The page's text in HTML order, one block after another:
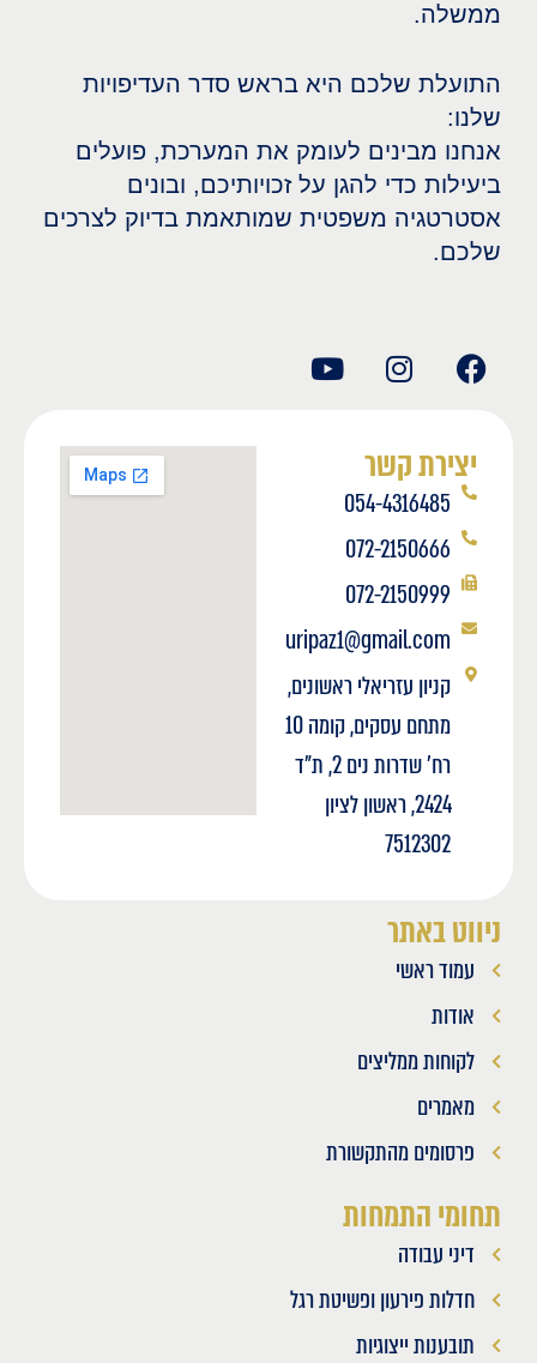
ממשלה.
התועלת שלכם היא בראש סדר העדיפויות
שלנו:
אנחנו מבינים לעומק את המערכת, פועלים
ביעילות כדי להגן על זכויותיכם, ובונים
אסטרטגיה משפטית שמותאמת בדיוק לצרכים
שלכם.
ניווט באתר
עמוד ראשי
אודות
לקוחות ממליצים
מאמרים
פרסומים מהתקשורת
תחומי התמחות
דיני עבודה
חדלות פירעון ופשיטת רגל
תובענות ייצוגיות
יצירת קשר
054-4316485
072-2150666
072-2150999
uripaz1@gmail.com
קניון עזריאלי ראשונים,
מתחם עסקים, קומה 10
רח' שדרות נים 2, ת"ד
2424, ראשון לציון
7512302